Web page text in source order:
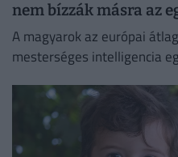
nem bízzák másra az
A magyarok az európai
mesterséges intelligencia